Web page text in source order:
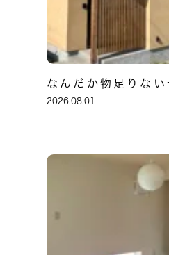
なんだか物足りない
2026.08.01